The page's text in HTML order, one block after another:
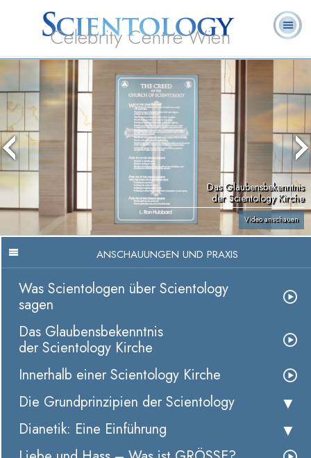
Celebrity Centre Wien
Was ist
Scientology?
Geistliche
Häufig gestellte
Fragen
Das Glaubensbekenntnis
der Scientology Kirche
Video anschauen
ANSCHAUUNGEN UND PRAXIS
Was Scientologen über Scientology
sagen
Das Glaubensbekenntnis
der Scientology Kirche
Innerhalb einer Scientology Kirche
Die Grundprinzipien der Scientology
Dianetik: Eine Einführung